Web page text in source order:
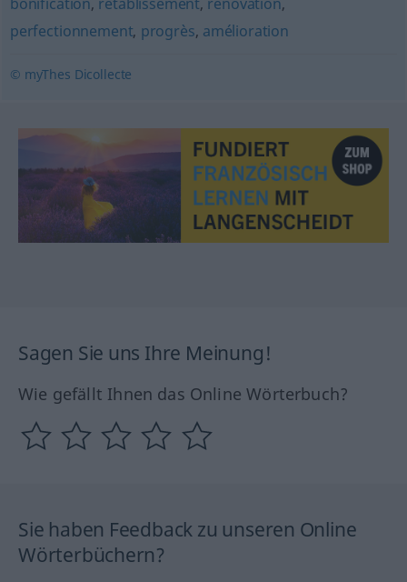
perfectionnement, progrès, amélioration
© myThes Dicollecte
Sagen Sie uns Ihre Meinung!
Wie gefällt Ihnen das Online Wörterbuch?
Sie haben Feedback zu unseren Online
Wörterbüchern?